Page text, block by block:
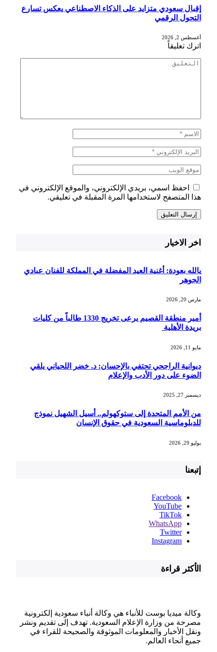
إقبال سعودي متزايد على الذكاء الاصطناعي يعكس تسارع
التحول الرقمي
أغسطس 2, 2026
اترك تعليقاً
احفظ اسمي، بريدي الإلكتروني، والموقع الإلكتروني في
هذا المتصفح لاستخدامها المرة المقبلة في تعليقي.
اخر الاخبار
يالله بعودة: أغنية العيد المفضلة في المملكة للفنان عبادي
الجوهر
مارس 20, 2026
أمير منطقة القصيم يرعى تخريج 1330 طالباً من كليات
بريدة الأهلية
مايو 11, 2026
ديوانية الراجحي تحتفي بالإحسان: د. خضر اللحياني يلقي
الضوء على دور الأدب والإعلام
ديسمبر 27, 2025
من الأمم المتحدة إلى ستوكهولم.. أسيل الشهيل نموذج
للدبلوماسية السعودية في حقوق الإنسان
يوليو 29, 2026
إتبعنا
Facebook
YouTube
TikTok
WhatsApp
Twitter
Instagram
الأكثر قراءة
وكالة ميديا بوست للأنباء هي وكالة أنباء سعودية إلكترونية
مصرحة من وزارة الإعلام السعودية. تهدف إلى تقديم ونشر
ونقل الأخبار والمعلومات الموثوقة والصحيحة للقراء في
جميع أنحاء العالم.